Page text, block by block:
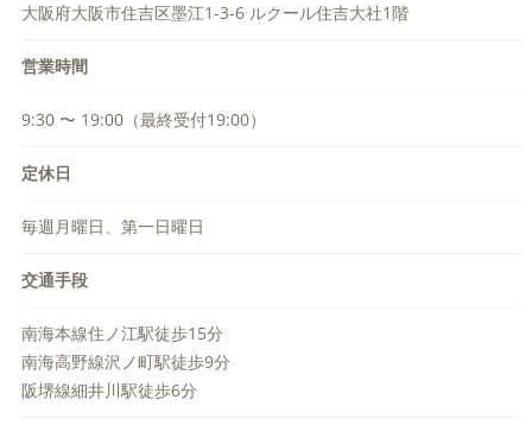
大阪府大阪市住吉区墨江1-3-6 ルクール住吉大社1階
営業時間
9:30 〜 19:00（最終受付19:00）
定休日
毎週月曜日、第一日曜日
交通手段
南海本線住ノ江駅徒歩15分
南海高野線沢ノ町駅徒歩9分
阪堺線細井川駅徒歩6分